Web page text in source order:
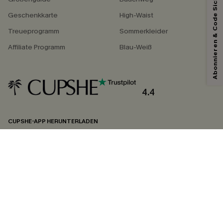
Geschenkkarte
Treueprogramm
Affiliate Programm
High-Waist
Sommerkleider
Blau-Weiß
4.4
CUPSHE-APP HERUNTERLADEN
Abonnieren & Code Sichern